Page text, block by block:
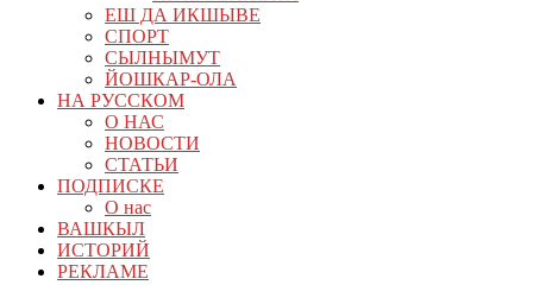
ЕШ ДА ИКШЫВЕ
СПОРТ
СЫЛНЫМУТ
ЙОШКАР-ОЛА
НА РУССКОМ
О НАС
НОВОСТИ
СТАТЬИ
ПОДПИСКЕ
О нас
ВАШКЫЛ
ИСТОРИЙ
РЕКЛАМЕ